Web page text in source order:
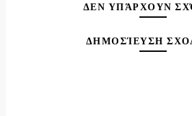
ΔΕΝ ΥΠΆΡΧΟΥΝ
ΔΗΜΟΣΊΕΥΣΗ